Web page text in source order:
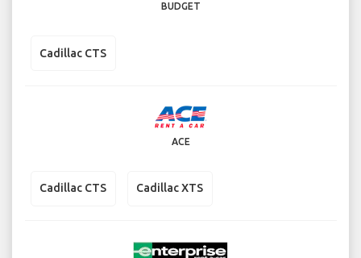
BUDGET
Cadillac CTS
ACE
Cadillac CTS Cadillac XTS